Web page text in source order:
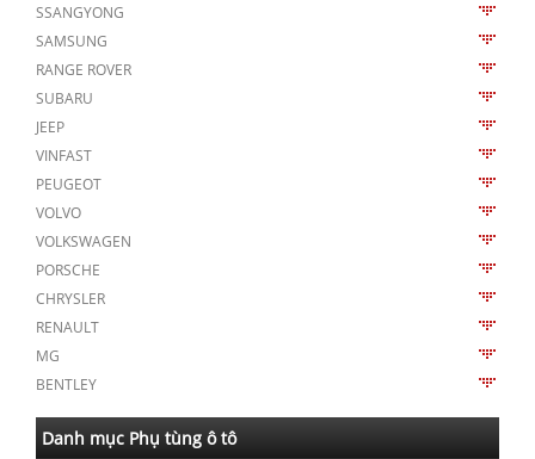
SSANGYONG
SAMSUNG
RANGE ROVER
SUBARU
JEEP
VINFAST
PEUGEOT
VOLVO
VOLKSWAGEN
PORSCHE
CHRYSLER
RENAULT
MG
BENTLEY
Danh mục Phụ tùng ô tô